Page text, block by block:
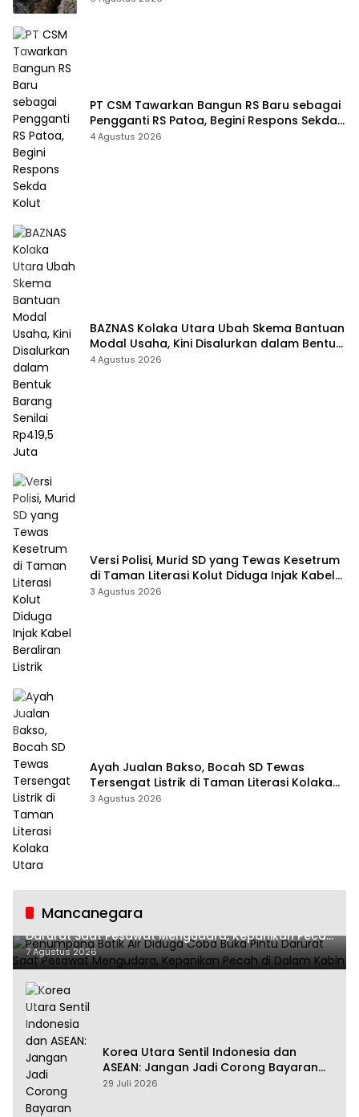
PT CSM Tawarkan Bangun RS Baru sebagai
Pengganti RS Patoa, Begini Respons Sekda
Kolut
4 Agustus 2026
BAZNAS Kolaka Utara Ubah Skema Bantuan
Modal Usaha, Kini Disalurkan dalam Bentuk
Barang Senilai Rp419,5 Juta
4 Agustus 2026
Versi Polisi, Murid SD yang Tewas Kesetrum
di Taman Literasi Kolut Diduga Injak Kabel
Beraliran Listrik
3 Agustus 2026
Ayah Jualan Bakso, Bocah SD Tewas
Tersengat Listrik di Taman Literasi Kolaka
Utara
3 Agustus 2026
Mancanegara
Penumpang Batik Air Diduga Coba Buka Pintu
Darurat Saat Pesawat Mengudara, Kepanikan Pecah
di Dalam Kabin
7 Agustus 2026
Korea Utara Sentil Indonesia dan
ASEAN: Jangan Jadi Corong Bayaran
Amerika Serikat
29 Juli 2026